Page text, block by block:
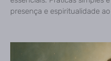
presença e espiritualidade